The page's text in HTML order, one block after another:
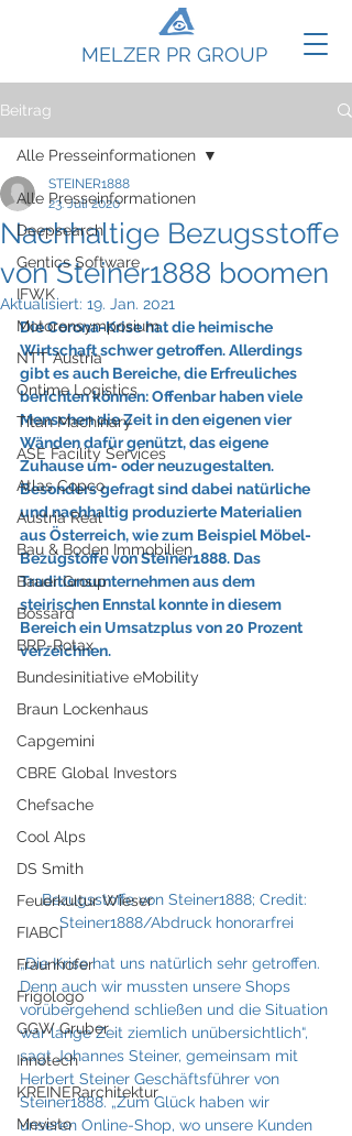
MELZER PR GROUP
Beitrag
Alle Presseinformationen
Deepsearch
Gentics Software
IFWK
Motorensymposium
NTT Austria
Ontime Logistics
Titan Machinary
ASE Facility Services
Atlas Copco
Austria Real
Bau & Boden Immobilien
Bauer Group
Bossard
BRP-Rotax
Bundesinitiative eMobility
Braun Lockenhaus
Capgemini
CBRE Global Investors
Chefsache
Cool Alps
DS Smith
Feuerkultur Wieser
FIABCI
Fraunhofer
Frigologo
GGW Gruber
Innotech
KREINERarchitektur
Mevisto
Alle Presseinformationen
Nachhaltige Bezugsstoffe
von Steiner1888 boomen
STEINER1888
23. Juli 2020
Aktualisiert: 19. Jan. 2021
Die Corona-Krise hat die heimische
Wirtschaft schwer getroffen. Allerdings
gibt es auch Bereiche, die Erfreuliches
berichten können: Offenbar haben viele
Menschen die Zeit in den eigenen vier
Wänden dafür genützt, das eigene
Zuhause um- oder neuzugestalten.
Besonders gefragt sind dabei natürliche
und nachhaltig produzierte Materialien
aus Österreich, wie zum Beispiel Möbel-
Bezugstoffe von Steiner1888. Das
Traditionsunternehmen aus dem
steirischen Ennstal konnte in diesem
Bereich ein Umsatzplus von 20 Prozent
verzeichnen.
Bezugsstoffe von Steiner1888; Credit:
Steiner1888/Abdruck honorarfrei
„Die Krise hat uns natürlich sehr getroffen.
Denn auch wir mussten unsere Shops
vorübergehend schließen und die Situation
war lange Zeit ziemlich unübersichtlich“,
sagt Johannes Steiner, gemeinsam mit
Herbert Steiner Geschäftsführer von
Steiner1888. „Zum Glück haben wir
unseren Online-Shop, wo unsere Kunden